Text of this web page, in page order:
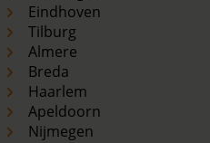
Eindhoven
Tilburg
Almere
Breda
Haarlem
Apeldoorn
Nijmegen